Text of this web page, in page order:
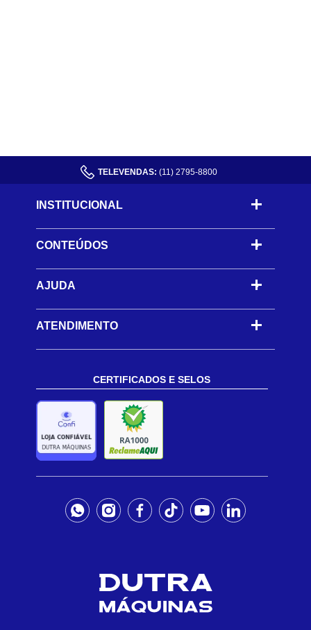
TELEVENDAS: (11) 2795-8800
INSTITUCIONAL
CONTEÚDOS -
AJUDA -
ATENDIMENTO
CERTIFICADOS E SELOS